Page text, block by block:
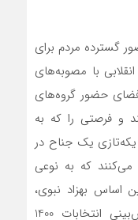
گسترده مردم برای
انقلابی با مصوبه‌های
فضای حضور گروه‌های
و فرصتی را که به
یک جناح در
که به نوعي
بهزاد نبوی،
فعال سیاسی اصلاح‌طلب درباره پیش‌بینی انتخابات 1400